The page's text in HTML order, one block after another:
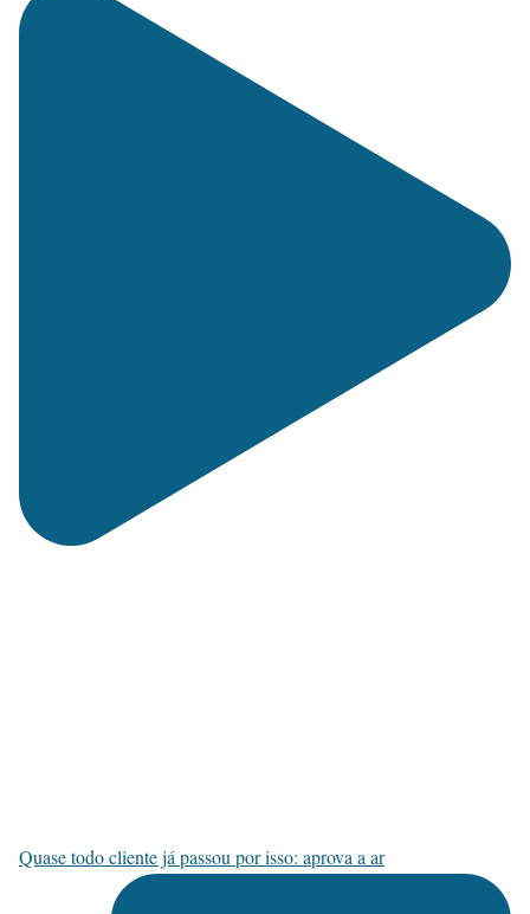
Quase todo cliente já passou por isso: aprova a ar